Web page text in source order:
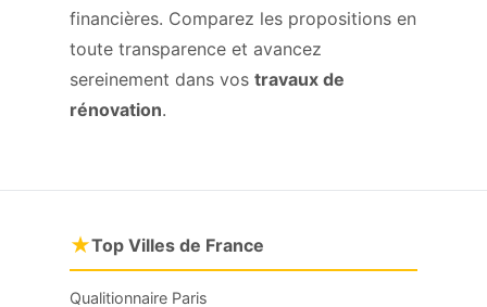
financières. Comparez les propositions en
toute transparence et avancez
sereinement dans vos travaux de
rénovation.
★Top Villes de France
Qualitionnaire Paris